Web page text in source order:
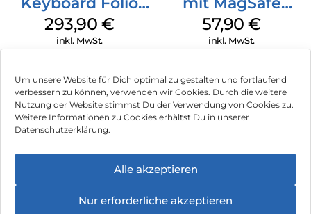
Um unsere Website für Dich optimal zu gestalten und fortlaufend
verbessern zu können, verwenden wir Cookies. Durch die weitere
Nutzung der Website stimmst Du der Verwendung von Cookies zu.
Weitere Informationen zu Cookies erhältst Du in unserer
Datenschutzerklärung.
Alle akzeptieren
Nur erforderliche akzeptieren
iPad 10.9″ (10.Gen.)
Weiß
293,90€
inkl. MwSt.
iPhone 14 Pro
(PRODUCT)RED
57,90€
inkl. MwSt.
Impressum